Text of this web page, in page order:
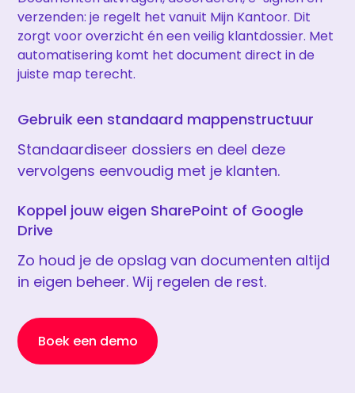
verzenden: je regelt het vanuit Mijn Kantoor. Dit
zorgt voor overzicht én een veilig klantdossier. Met
automatisering komt het document direct in de
juiste map terecht.
Gebruik een standaard mappenstructuur
Standaardiseer dossiers en deel deze
vervolgens eenvoudig met je klanten.
Koppel jouw eigen SharePoint of Google
Drive
Zo houd je de opslag van documenten altijd
in eigen beheer. Wij regelen de rest.
Boek een demo